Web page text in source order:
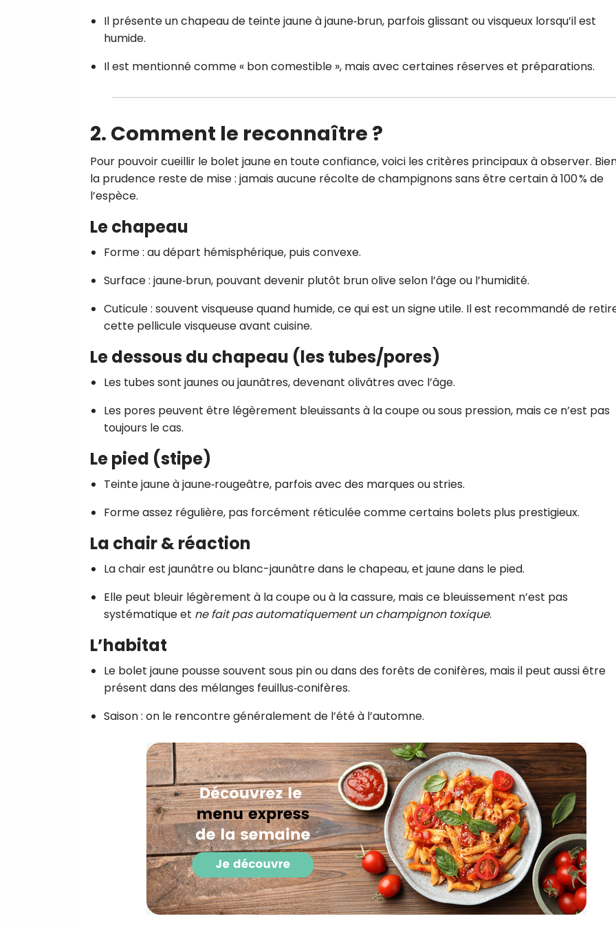
Il présente un chapeau de teinte jaune à jaune‑brun, parfois glissant ou visqueux lorsqu’il est
humide.
Il est mentionné comme « bon comestible », mais avec certaines réserves et préparations.
2. Comment le reconnaître ?
Pour pouvoir cueillir le bolet jaune en toute confiance, voici les critères principaux à observer.
la prudence reste de mise : jamais aucune récolte de champignons sans être certain à 100 % de
l’espèce.
Le chapeau
Forme : au départ hémisphérique, puis convexe.
Surface : jaune‑brun, pouvant devenir plutôt brun olive selon l’âge ou l’humidité.
Cuticule : souvent visqueuse quand humide, ce qui est un signe utile. Il est recommandé de
cette pellicule visqueuse avant cuisine.
Le dessous du chapeau (les tubes/pores)
Les tubes sont jaunes ou jaunâtres, devenant olivâtres avec l’âge.
Les pores peuvent être légèrement bleuissants à la coupe ou sous pression, mais ce n’est pas
toujours le cas.
Le pied (stipe)
Teinte jaune à jaune‑rougeâtre, parfois avec des marques ou stries.
Forme assez régulière, pas forcément réticulée comme certains bolets plus prestigieux.
La chair & réaction
La chair est jaunâtre ou blanc-jaunâtre dans le chapeau, et jaune dans le pied.
Elle peut bleuir légèrement à la coupe ou à la cassure, mais ce bleuissement n’est pas
systématique et ne fait pas automatiquement un champignon toxique.
L’habitat
Le bolet jaune pousse souvent sous pin ou dans des forêts de conifères, mais il peut aussi être
présent dans des mélanges feuillus‑conifères.
Saison : on le rencontre généralement de l’été à l’automne.